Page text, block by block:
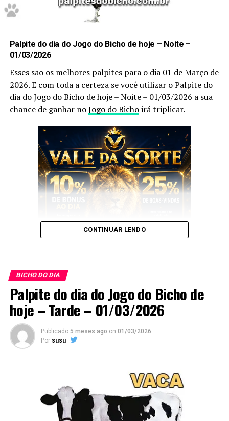
Puxada do Bicho do Dia.
> Pavão.
RELACIONADOS:
“Palpites do Bicho” Dia 23-01-2018
DON'T MISS
“Palpites do Bicho” Dia 21-01-2018
Palpite do dia do Jogo do Bicho de hoje – Noite –
01/03/2026
Esses são os melhores palpites para o dia 01 de Março de
2026. E com toda a certeza se você utilizar o Palpite do
dia do Jogo do Bicho de hoje – Noite – 01/03/2026 a sua
chance de ganhar noJogo do Bichoirá triplicar.
Google.
CONTINUAR LENDO
BICHO DO DIA
Palpite do dia do Jogo do Bicho de
hoje – Tarde – 01/03/2026
Publicado 5 meses ago on 01/03/2026
Por susu